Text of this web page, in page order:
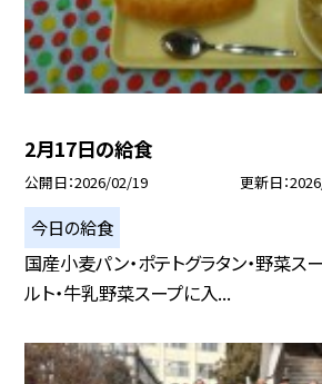
2月17日の給食
公開日 2026/02/19 更新日
今日の給食
国産小麦パン・ポテトグラタン・野菜ス
ルト・牛乳野菜スープに入...